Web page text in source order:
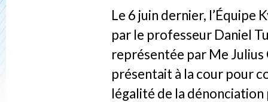
Le 6 juin dernier, l’Équipe
par le professeur Daniel
représentée par Me Julius
présentait à la cour pour
légalité de la dénonciation